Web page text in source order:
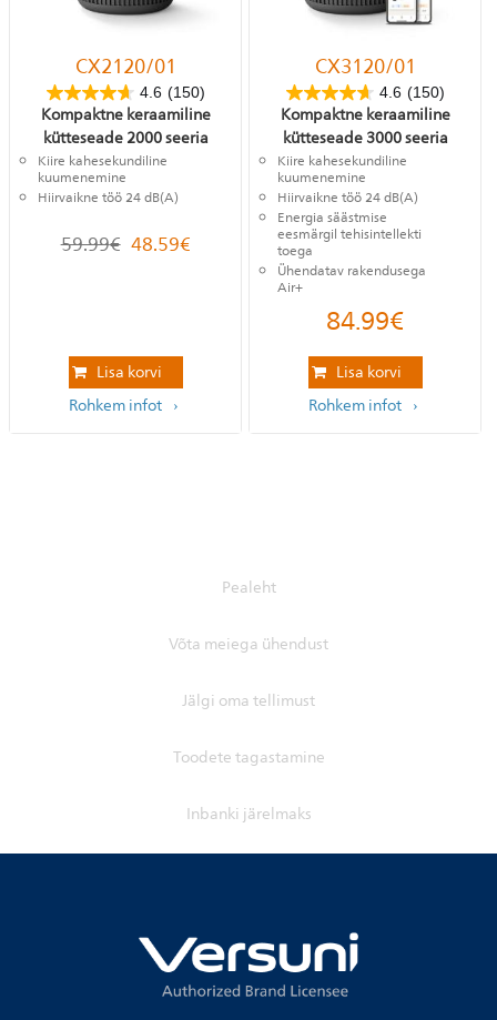
CX2120/01
4.6 (150)
Kompaktne keraamiline
kütteseade 2000 seeria
Kiire kahesekundiline
kuumenemine
Hiirvaikne töö 24 dB(A)
59.99€ 48.59€
Lisa korvi
Rohkem infot
CX3120/01
4.6 (150)
Kompaktne keraamiline
kütteseade 3000 seeria
Kiire kahesekundiline
kuumenemine
Hiirvaikne töö 24 dB(A)
Energia säästmise
eesmärgil tehisintellekti
toega
Ühendatav rakendusega
Air+
84.99€
Lisa korvi
Rohkem infot
Pealeht
Võta meiega ühendust
Jälgi oma tellimust
Toodete tagastamine
Inbanki järelmaks